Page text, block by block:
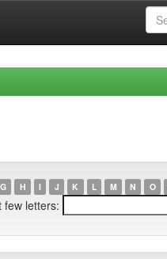
G H I J K L M N O
few letters: